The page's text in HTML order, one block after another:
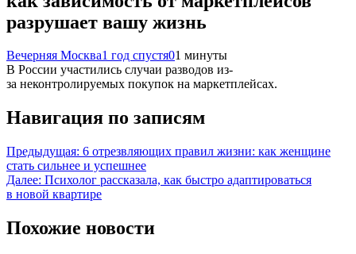
разрушает вашу жизнь
Вечерняя Москва1 год спустя01 минуты
В России участились случаи разводов из-
за неконтролируемых покупок на маркетплейсах.
Навигация по записям
Предыдущая: 6 отрезвляющих правил жизни: как женщине
стать сильнее и успешнее
Далее: Психолог рассказала, как быстро адаптироваться
в новой квартире
Похожие новости